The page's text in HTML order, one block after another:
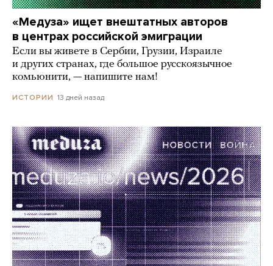
«Медуза» ищет внештатных авторов
в центрах российской эмиграции
Если вы живете в Сербии, Грузии, Израиле
и других странах, где большое русскоязычное
комьюнити, — напишите нам!
ИСТОРИИ 13 дней назад